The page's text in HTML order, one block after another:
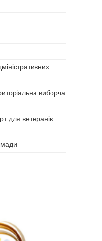
виборча
для ветеранів